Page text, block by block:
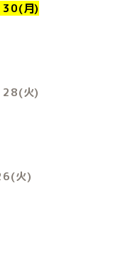
30(月)
28(火)
火)